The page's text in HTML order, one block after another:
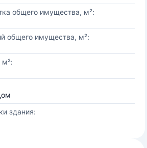
общего имущества, м²:
общего имущества, м²:
м²:
здания: